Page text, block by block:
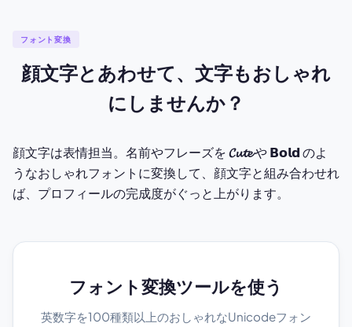
フォント変換
顔文字とあわせて、文字もおしゃれ
にしませんか？
顔文字は表情担当。名前やフレーズを𝓒𝓾𝓽𝓮や 𝗕𝗼𝗹𝗱 のよ
うなおしゃれフォントに変換して、顔文字と組み合わせれ
ば、プロフィールの完成度がぐっと上がります。
フォント変換ツールを使う
英数字を100種類以上のおしゃれなUnicodeフォン